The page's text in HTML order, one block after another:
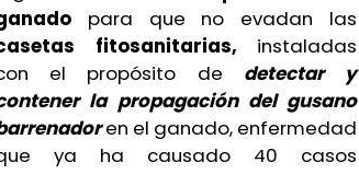
para que no evadan las
fitosanitarias, instaladas
el propósito de detectar y
la propagación del gusano
en el ganado, enfermedad
ya ha causado 40 casos